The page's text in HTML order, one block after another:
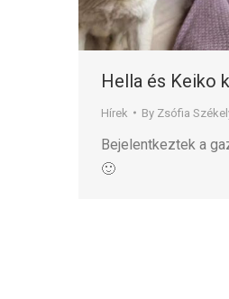
Hella és Keiko
Hírek By Zsófia
Bejelentkeztek a
🙂